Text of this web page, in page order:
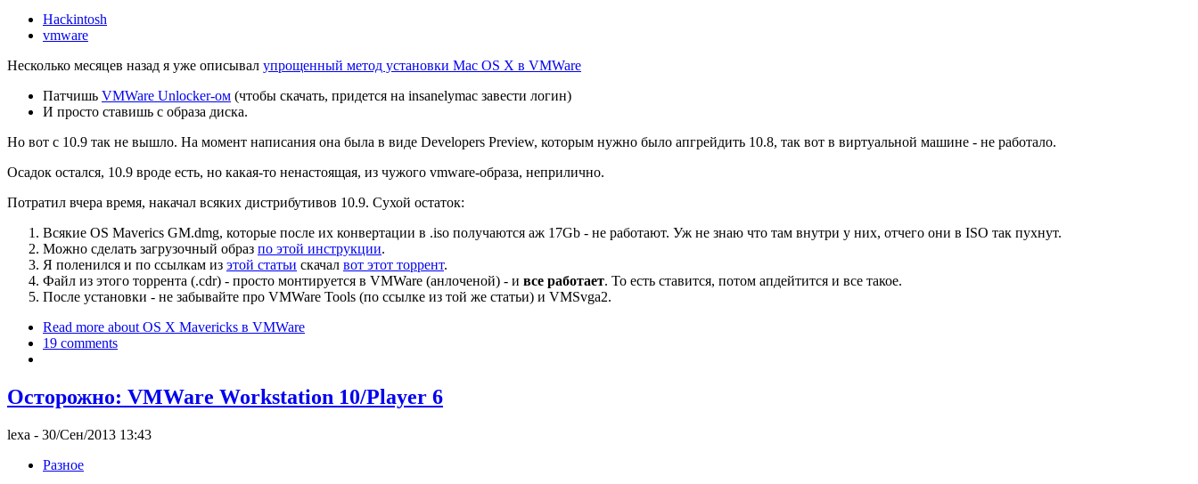
Hackintosh
vmware
Несколько месяцев назад я уже описывал упрощенный метод установки Mac OS X в VMWare
Патчишь VMWare Unlocker-ом (чтобы скачать, придется на insanelymac завести логин)
И просто ставишь с образа диска.
Но вот с 10.9 так не вышло. На момент написания она была в виде Developers Preview, которым нужно было апгрейдить 10.8, так вот в виртуальной машине - не работало.
Осадок остался, 10.9 вроде есть, но какая-то ненастоящая, из чужого vmware-образа, неприлично.
Потратил вчера время, накачал всяких дистрибутивов 10.9. Cухой остаток:
Всякие OS Maverics GM.dmg, которые после их конвертации в .iso получаются аж 17Gb - не работают. Уж не знаю что там внутри у них, отчего они в ISO так пухнут.
Можно сделать загрузочный образ по этой инструкции.
Я поленился и по ссылкам из этой статьи скачал вот этот торрент.
Файл из этого торрента (.cdr) - просто монтируется в VMWare (анлоченой) - и все работает. То есть ставится, потом апдейтится и все такое.
После установки - не забывайте про VMWare Tools (по ссылке из той же статьи) и VMSvga2.
Read more about OS X Mavericks в VMWare
19 comments
Осторожно: VMWare Workstation 10/Player 6
lexa - 30/Сен/2013 13:43
Разное